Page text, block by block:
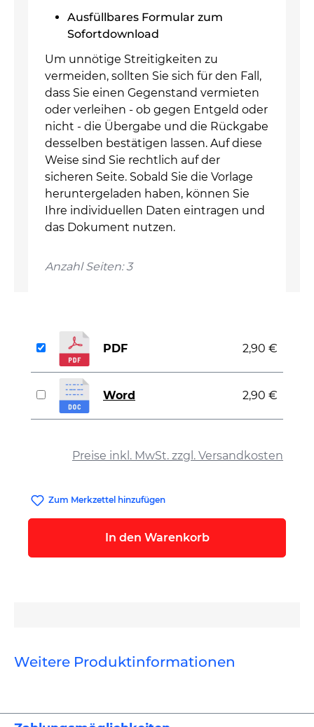
Ausfüllbares Formular zum
Sofortdownload
Um unnötige Streitigkeiten zu
vermeiden, sollten Sie sich für den Fall,
dass Sie einen Gegenstand vermieten
oder verleihen - ob gegen Entgeld oder
nicht - die Übergabe und die Rückgabe
desselben bestätigen lassen. Auf diese
Weise sind Sie rechtlich auf der
sicheren Seite. Sobald Sie die Vorlage
heruntergeladen haben, können Sie
Ihre individuellen Daten eintragen und
das Dokument nutzen.
Anzahl Seiten: 3
Preise inkl. MwSt. zzgl. Versandkosten
PDF 2,90 €
Word 2,90 €
Zum Merkzettel hinzufügen
In den Warenkorb
Weitere Produktinformationen